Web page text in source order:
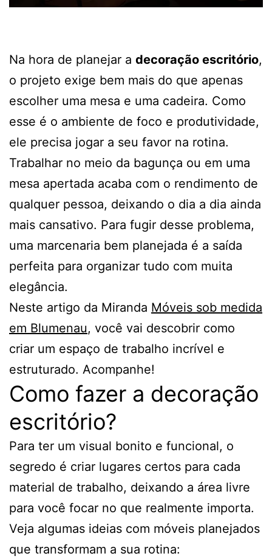
Na hora de planejar a decoração escritório,
o projeto exige bem mais do que apenas
escolher uma mesa e uma cadeira. Como
esse é o ambiente de foco e produtividade,
ele precisa jogar a seu favor na rotina.
Trabalhar no meio da bagunça ou em uma
mesa apertada acaba com o rendimento de
qualquer pessoa, deixando o dia a dia ainda
mais cansativo. Para fugir desse problema,
uma marcenaria bem planejada é a saída
perfeita para organizar tudo com muita
elegância.
Neste artigo da Miranda Móveis sob medida
em Blumenau, você vai descobrir como
criar um espaço de trabalho incrível e
estruturado. Acompanhe!
Como fazer a decoração
escritório?
Para ter um visual bonito e funcional, o
segredo é criar lugares certos para cada
material de trabalho, deixando a área livre
para você focar no que realmente importa.
Veja algumas ideias com móveis planejados
que transformam a sua rotina: